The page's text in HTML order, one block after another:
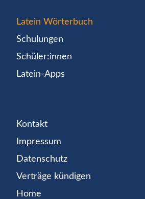
Latein Wörterbuch
Schulungen
Schüler:innen
Latein-Apps
Kontakt
Impressum
Datenschutz
Verträge kündigen
Home